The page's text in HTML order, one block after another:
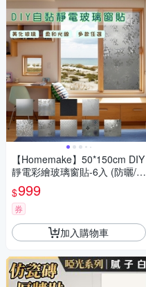
【Homemake】50*150cm DIY
靜電彩繪玻璃窗貼-6入 (防曬/遮
陽/玻璃貼/保護隱私/美化佈置)
$999
券
加入購物車